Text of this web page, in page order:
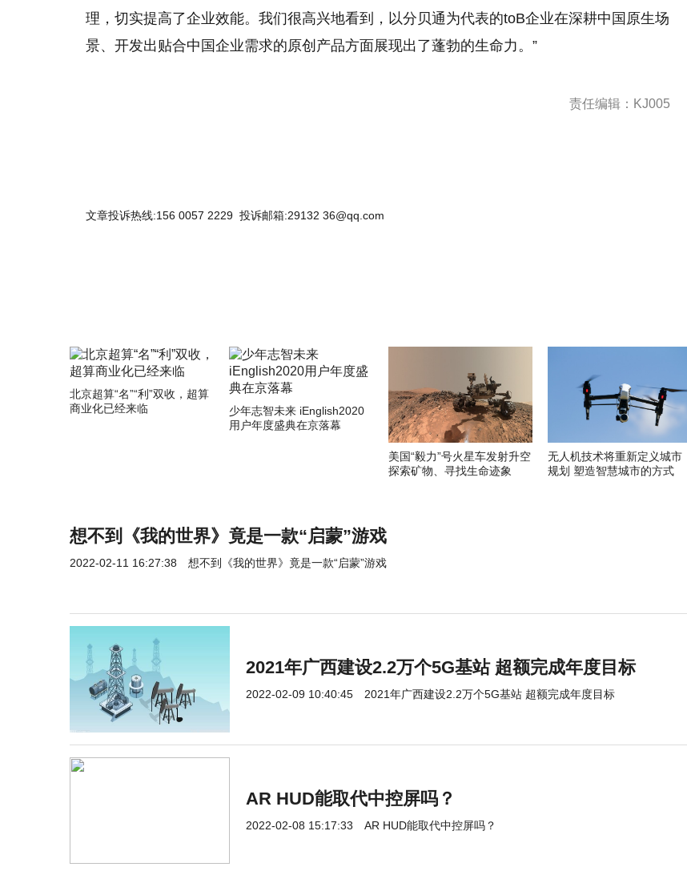
理，切实提高了企业效能。我们很高兴地看到，以分贝通为代表的toB企业在深耕中国原生场
景、开发出贴合中国企业需求的原创产品方面展现出了蓬勃的生命力。”
责任编辑：KJ005
文章投诉热线:156 0057 2229 投诉邮箱:29132 36@qq.com
北京超算“名”“利”双收，超算
商业化已经来临
少年志智未来 iEnglish2020
用户年度盛典在京落幕
美国“毅力”号火星车发射升空
探索矿物、寻找生命迹象
无人机技术将重新定义城市
规划 塑造智慧城市的方式
想不到《我的世界》竟是一款“启蒙”游戏
2022-02-11 16:27:38 想不到《我的世界》竟是一款“启蒙”游戏
2021年广西建设2.2万个5G基站 超额完成年度目标
2022-02-09 10:40:45 2021年广西建设2.2万个5G基站 超额完成年度目标
AR HUD能取代中控屏吗？
2022-02-08 15:17:33 AR HUD能取代中控屏吗？